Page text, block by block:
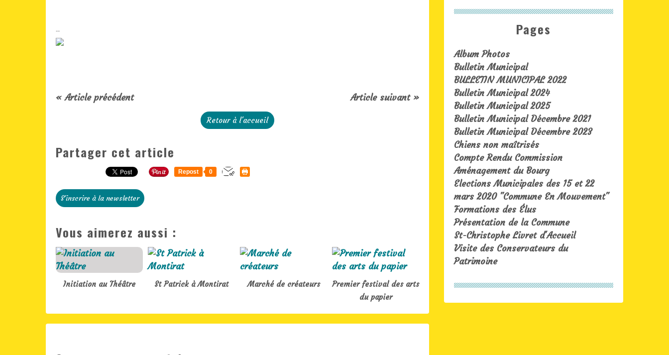
--
« Article précédent Article suivant »
Retour à l'accueil
Partager cet article
Repost 0
S'inscrire à la newsletter
Vous aimerez aussi :
Initiation au Théâtre St Patrick à Montirat Marché de créateurs
Premier festival des arts
du papier
Pages
Album Photos
Bulletin Municipal
BULLETIN MUNICIPAL 2022
Bulletin Municipal 2024
Bulletin Municipal 2025
Bulletin Municipal Décembre 2021
Bulletin Municipal Décembre 2023
Chiens non maîtrisés
Compte Rendu Commission
Aménagement du Bourg
Elections Municipales des 15 et 22
mars 2020 "Commune En Mouvement"
Formations des Élus
Présentation de la Commune
St-Christophe Livret d'Accueil
Visite des Conservateurs du
Patrimoine